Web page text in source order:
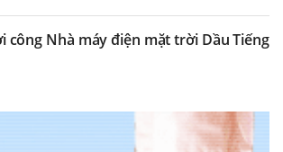
công Nhà máy điện mặt trời Dầu Tiếng